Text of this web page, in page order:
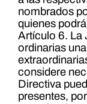
nombrados
quienes
Artículo 6. La
ordinarias
considere
Directiva
presentes,